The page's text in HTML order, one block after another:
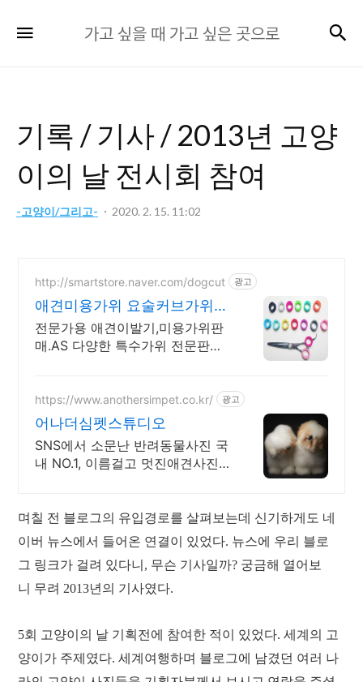
고
가
싶
은
로
가고 싶을 때 가고 싶은 곳으로
기록 / 기사 / 2013년 고양
이의 날 전시회 참여
-고양이/그리고- 2020. 2. 15. 11:02
http://smartstore.naver.com/dogcut 광고
애견미용가위 요술커브가위
미용가위 고무링 실리콘링
전문가용 애견이발기,미용가위판
매.AS 다양한 특수가위 전문판매
https://www.anothersimpet.co.kr/ 광고
어나더심펫스튜디오
SNS에서 소문난 반려동물사진 국
내 NO.1, 이름걸고 멋진애견사진,
며칠 전 블로그의 유입경로를 살펴보는데 신기하게도 네
이버 뉴스에서 들어온 연결이 있었다. 뉴스에 우리 블로
그 링크가 걸려 있다니, 무슨 기사일까? 궁금해 열어보
니 무려 2013년의 기사였다.
5회 고양이의 날 기획전에 참여한 적이 있었다. 세계의 고
양이가 주제였다. 세계여행하며 블로그에 남겼던 여러 나